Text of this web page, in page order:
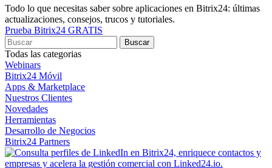
Todo lo que necesitas saber sobre aplicaciones en Bitrix24: últimas
actualizaciones, consejos, trucos y tutoriales.
Prueba Bitrix24 GRATIS
Todas las categorias
Webinars
Bitrix24 Móvil
Apps & Marketplace
Nuestros Clientes
Novedades
Herramientas
Desarrollo de Negocios
Bitrix24 Partners